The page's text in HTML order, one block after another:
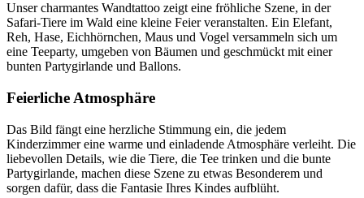
Unser charmantes Wandtattoo zeigt eine fröhliche Szene, in der
Safari-Tiere im Wald eine kleine Feier veranstalten. Ein Elefant,
Reh, Hase, Eichhörnchen, Maus und Vogel versammeln sich um
eine Teeparty, umgeben von Bäumen und geschmückt mit einer
bunten Partygirlande und Ballons.
Feierliche Atmosphäre
Das Bild fängt eine herzliche Stimmung ein, die jedem
Kinderzimmer eine warme und einladende Atmosphäre verleiht. Die
liebevollen Details, wie die Tiere, die Tee trinken und die bunte
Partygirlande, machen diese Szene zu etwas Besonderem und
sorgen dafür, dass die Fantasie Ihres Kindes aufblüht.